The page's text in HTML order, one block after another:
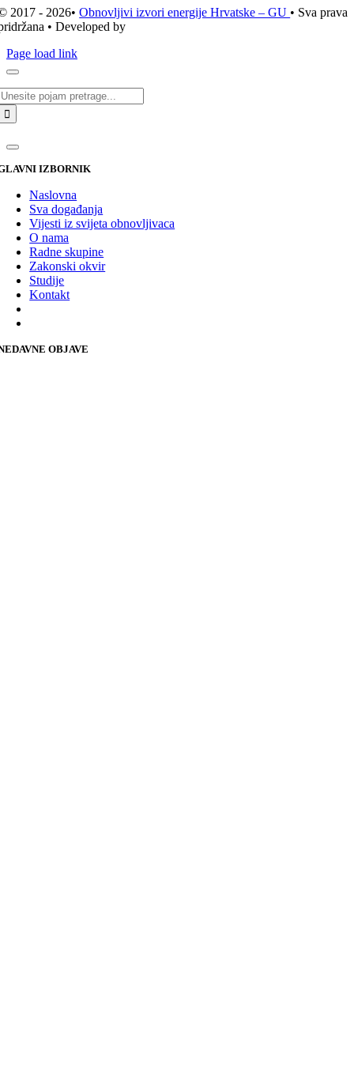
2017 - 2026•Obnovljivi izvori energije Hrvatske – GU • Sva prava
• Developed by
Page load link
IZBORNIK
Naslovna
Sva događanja
Vijesti iz svijeta obnovljivaca
O nama
Radne skupine
Zakonski okvir
Studije
Kontakt
OBJAVE